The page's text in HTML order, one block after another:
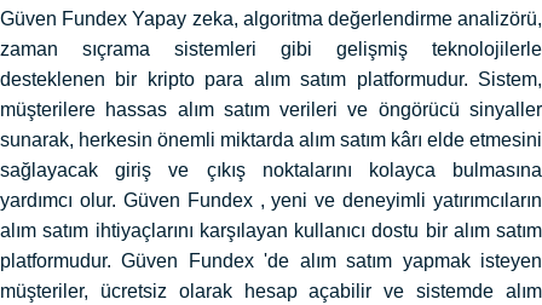
Güven Fundex Yapay zeka, algoritma değerlendirme analizörü,
zaman sıçrama sistemleri gibi gelişmiş teknolojilerle
desteklenen bir kripto para alım satım platformudur. Sistem,
müşterilere hassas alım satım verileri ve öngörücü sinyaller
sunarak, herkesin önemli miktarda alım satım kârı elde etmesini
sağlayacak giriş ve çıkış noktalarını kolayca bulmasına
yardımcı olur. Güven Fundex , yeni ve deneyimli yatırımcıların
alım satım ihtiyaçlarını karşılayan kullanıcı dostu bir alım satım
platformudur. Güven Fundex 'de alım satım yapmak isteyen
müşteriler, ücretsiz olarak hesap açabilir ve sistemde alım